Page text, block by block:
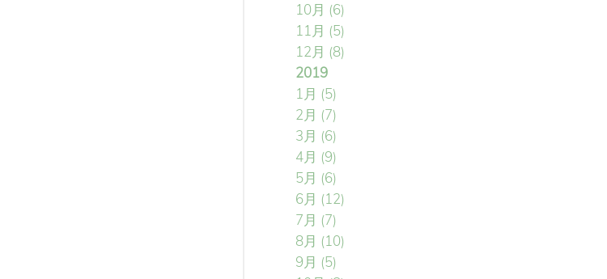
10月 (6)
11月 (5)
12月 (8)
2019
1月 (5)
2月 (7)
3月 (6)
4月 (9)
5月 (6)
6月 (12)
7月 (7)
8月 (10)
9月 (5)